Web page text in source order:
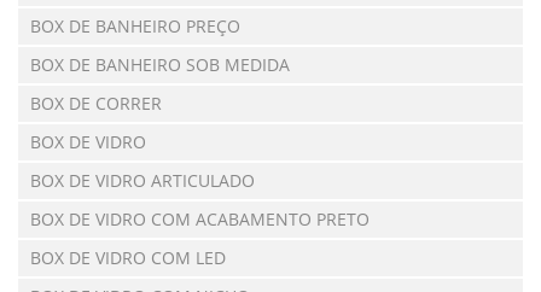
BOX DE BANHEIRO PREÇO
BOX DE BANHEIRO SOB MEDIDA
BOX DE CORRER
BOX DE VIDRO
BOX DE VIDRO ARTICULADO
BOX DE VIDRO COM ACABAMENTO PRETO
BOX DE VIDRO COM LED